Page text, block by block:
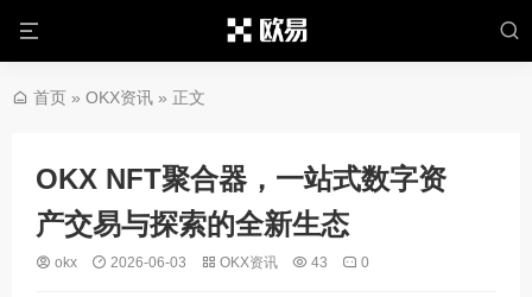
首页 » OKX资讯 » 正文
OKX NFT聚合器，一站式数字资
产交易与探索的全新生态
okx 2026-06-03 OKX资讯 43 0